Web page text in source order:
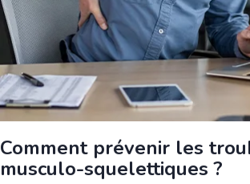
Comment prévenir les
musculo-squelettiques ?